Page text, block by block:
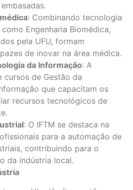
: Combinando tecnologia
Engenharia Biomédica,
pela UFU, formam
de inovar na área médica.
da Informação: A
cursos de Gestão da
que capacitam os
recursos tecnológicos de
: O IFTM se destaca na
para a automação de
contribuindo para o
da indústria local.